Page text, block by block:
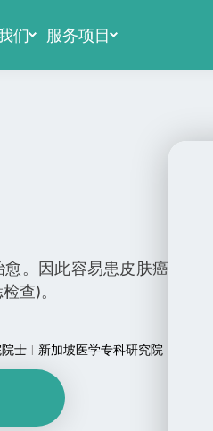
们 服务项目
。因此容易患皮肤癌
查)。
士 | 新加坡医学专科研究院